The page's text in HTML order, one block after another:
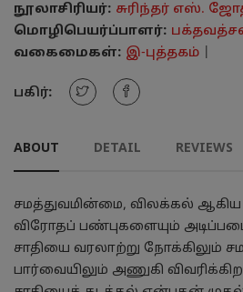
நூலாசிரியர்: சுரிந்தர் எஸ்.
மொழிபெயர்ப்பாளர்:
வகைமைகள்: இ-புத்தகம்
பகிர்:
ABOUT DETAIL REVIEWS
சமத்துவமின்மை, விலக்கல்
விரோதப் பண்புகளையும்
சாதியை வரலாற்று நோக்கிலும்
பார்வையிலும் அணுகி